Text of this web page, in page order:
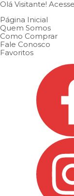
Olá Visitante!
Página Inicial
Quem Somos
Como Comprar
Fale Conosco
Favoritos